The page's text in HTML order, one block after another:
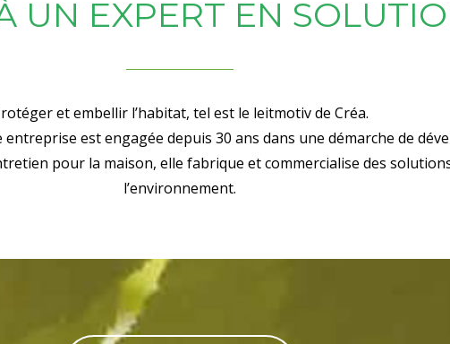
UN EXPERT EN
et embellir l’habitat, tel est le leitmotiv de Créa.
est engagée depuis 30 ans dans une démarche de
pour la maison, elle fabrique et commercialise des
l’environnement.